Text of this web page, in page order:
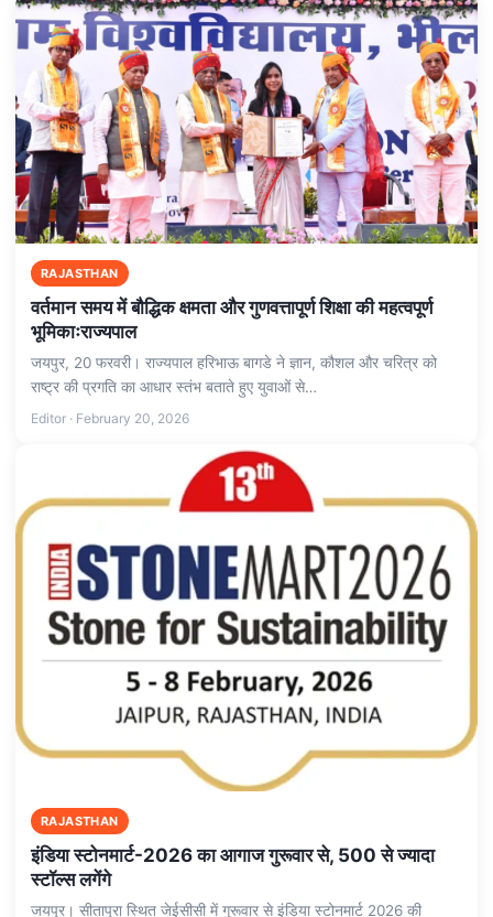
RAJASTHAN
वर्तमान समय में बौद्धिक क्षमता और गुणवत्तापूर्ण शिक्षा की महत्वपूर्ण
भूमिकाःराज्यपाल
जयपुर, 20 फरवरी। राज्यपाल हरिभाऊ बागडे ने ज्ञान, कौशल और चरित्र को
राष्ट्र की प्रगति का आधार स्तंभ बताते हुए युवाओं से…
Editor · February 20, 2026
RAJASTHAN
इंडिया स्टोनमार्ट-2026 का आगाज गुरूवार से, 500 से ज्यादा
स्टॉल्स लगेंगे
जयपुर। सीतापुरा स्थित जेईसीसी में गुरूवार से इंडिया स्टोनमार्ट 2026 की